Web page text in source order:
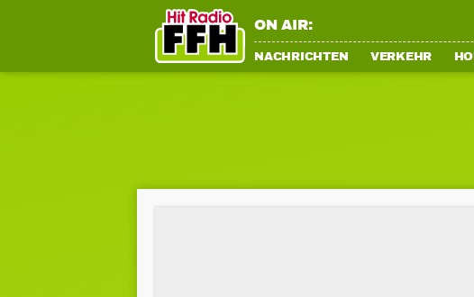
ON AIR:
NACHRICHTEN VERKEHR